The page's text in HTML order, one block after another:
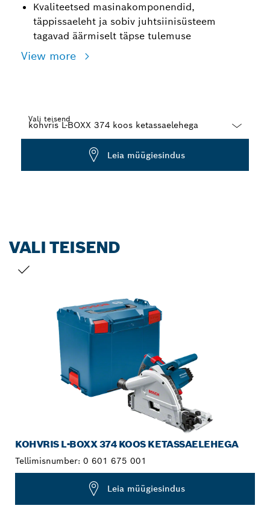
Kvaliteetsed masinakomponendid,
täppissaeleht ja sobiv juhtsiinisüsteem
tagavad äärmiselt täpse tulemuse
View more
Vali teisend
Leia müügiesindus
VALI TEISEND
KOHVRIS L-BOXX 374 KOOS KETASSAELEHEGA
Tellimisnumber: 0 601 675 001
Leia müügiesindus